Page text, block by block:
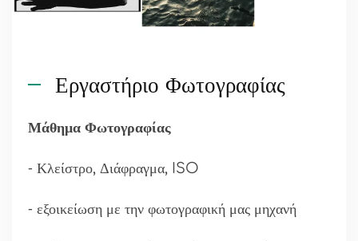
Εργαστήριο Φωτογραφίας
Μάθημα Φωτογραφίας
⁃ Κλείστρο, Διάφραγμα, ISO
⁃ εξοικείωση με την φωτογραφική μας μηχανή